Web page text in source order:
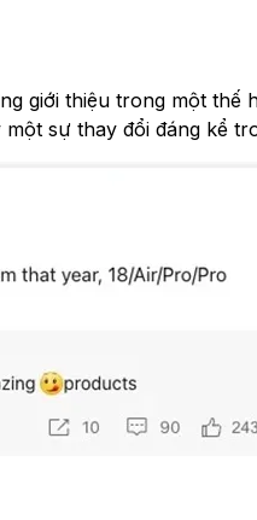
giới thiệu trong một thế
sự thay đổi đáng kể